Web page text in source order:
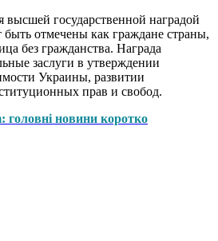
государственной наградой
отмечены как граждане страны,
без гражданства. Награда
заслуги в утверждении
Украины, развитии
прав и свобод.
головні новини коротко